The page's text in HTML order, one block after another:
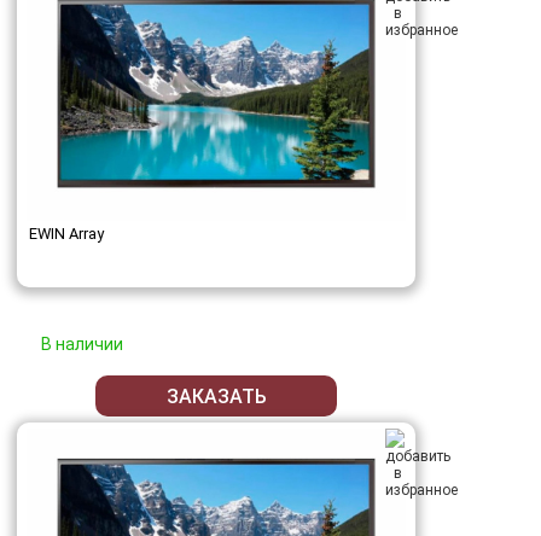
EWIN Array
В наличии
ЗАКАЗАТЬ